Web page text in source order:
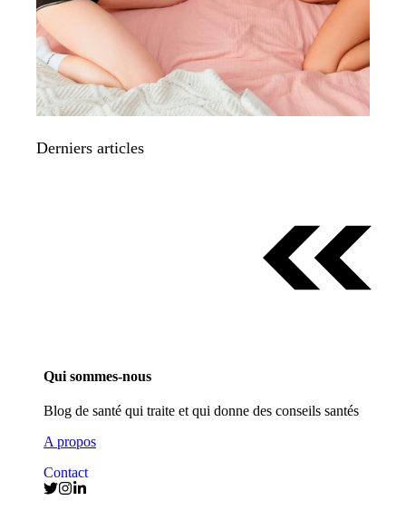
Derniers articles
Qui sommes-nous
Blog de santé qui traite et qui donne des conseils santés
A propos
Contact